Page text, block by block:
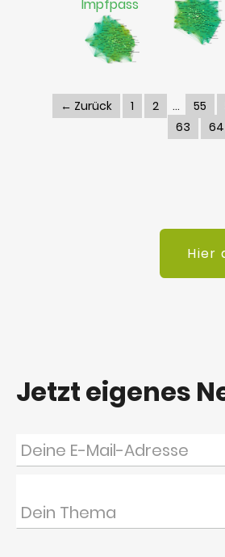
Impfpass
← Zurück 1 2 55
63
64
Hier
Jetzt eigenes